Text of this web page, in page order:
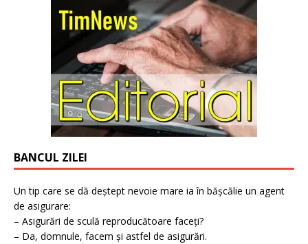
BANCUL ZILEI
Un tip care se dă deștept nevoie mare ia în bășcălie un agent
de asigurare:
– Asigurări de sculă reproducătoare faceți?
– Da, domnule, facem și astfel de asigurări.